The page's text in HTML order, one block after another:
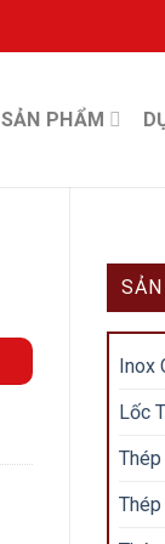
SẢN PHẨM
Inox
Lốc